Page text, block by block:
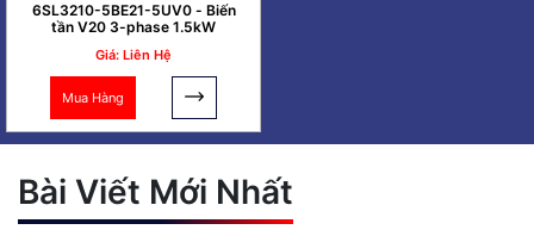
6SL3210-5BE21-5UV0 - Biến
tần V20 3-phase 1.5kW
Giá: Liên Hệ
Mua Hàng
Bài Viết Mới Nhất